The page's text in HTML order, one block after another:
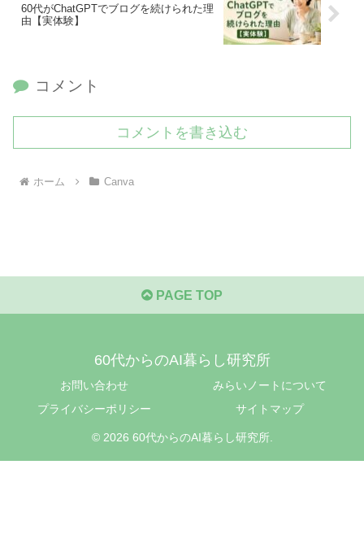
60代がChatGPTでブログを続けられた理
由【実体験】
コメント
コメントを書き込む
ホーム Canva
PAGE TOP
60代からのAI暮らし研究所
お問い合わせ
みらいノートについて
プライバシーポリシー
サイトマップ
© 2026 60代からのAI暮らし研究所.